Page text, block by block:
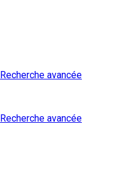
Recherche avancée
Recherche avancée